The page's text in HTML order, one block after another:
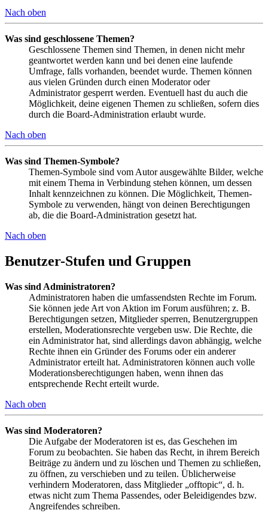
Nach oben
Was sind geschlossene Themen?
Geschlossene Themen sind Themen, in denen nicht mehr
geantwortet werden kann und bei denen eine laufende
Umfrage, falls vorhanden, beendet wurde. Themen können
aus vielen Gründen durch einen Moderator oder
Administrator gesperrt werden. Eventuell hast du auch die
Möglichkeit, deine eigenen Themen zu schließen, sofern dies
durch die Board-Administration erlaubt wurde.
Nach oben
Was sind Themen-Symbole?
Themen-Symbole sind vom Autor ausgewählte Bilder, welche
mit einem Thema in Verbindung stehen können, um dessen
Inhalt kennzeichnen zu können. Die Möglichkeit, Themen-
Symbole zu verwenden, hängt von deinen Berechtigungen
ab, die die Board-Administration gesetzt hat.
Nach oben
Benutzer-Stufen und Gruppen
Was sind Administratoren?
Administratoren haben die umfassendsten Rechte im Forum.
Sie können jede Art von Aktion im Forum ausführen; z. B.
Berechtigungen setzen, Mitglieder sperren, Benutzergruppen
erstellen, Moderationsrechte vergeben usw. Die Rechte, die
ein Administrator hat, sind allerdings davon abhängig, welche
Rechte ihnen ein Gründer des Forums oder ein anderer
Administrator erteilt hat. Administratoren können auch volle
Moderationsberechtigungen haben, wenn ihnen das
entsprechende Recht erteilt wurde.
Nach oben
Was sind Moderatoren?
Die Aufgabe der Moderatoren ist es, das Geschehen im
Forum zu beobachten. Sie haben das Recht, in ihrem Bereich
Beiträge zu ändern und zu löschen und Themen zu schließen,
zu öffnen, zu verschieben und zu teilen. Üblicherweise
verhindern Moderatoren, dass Mitglieder „offtopic“, d. h.
etwas nicht zum Thema Passendes, oder Beleidigendes bzw.
Angreifendes schreiben.